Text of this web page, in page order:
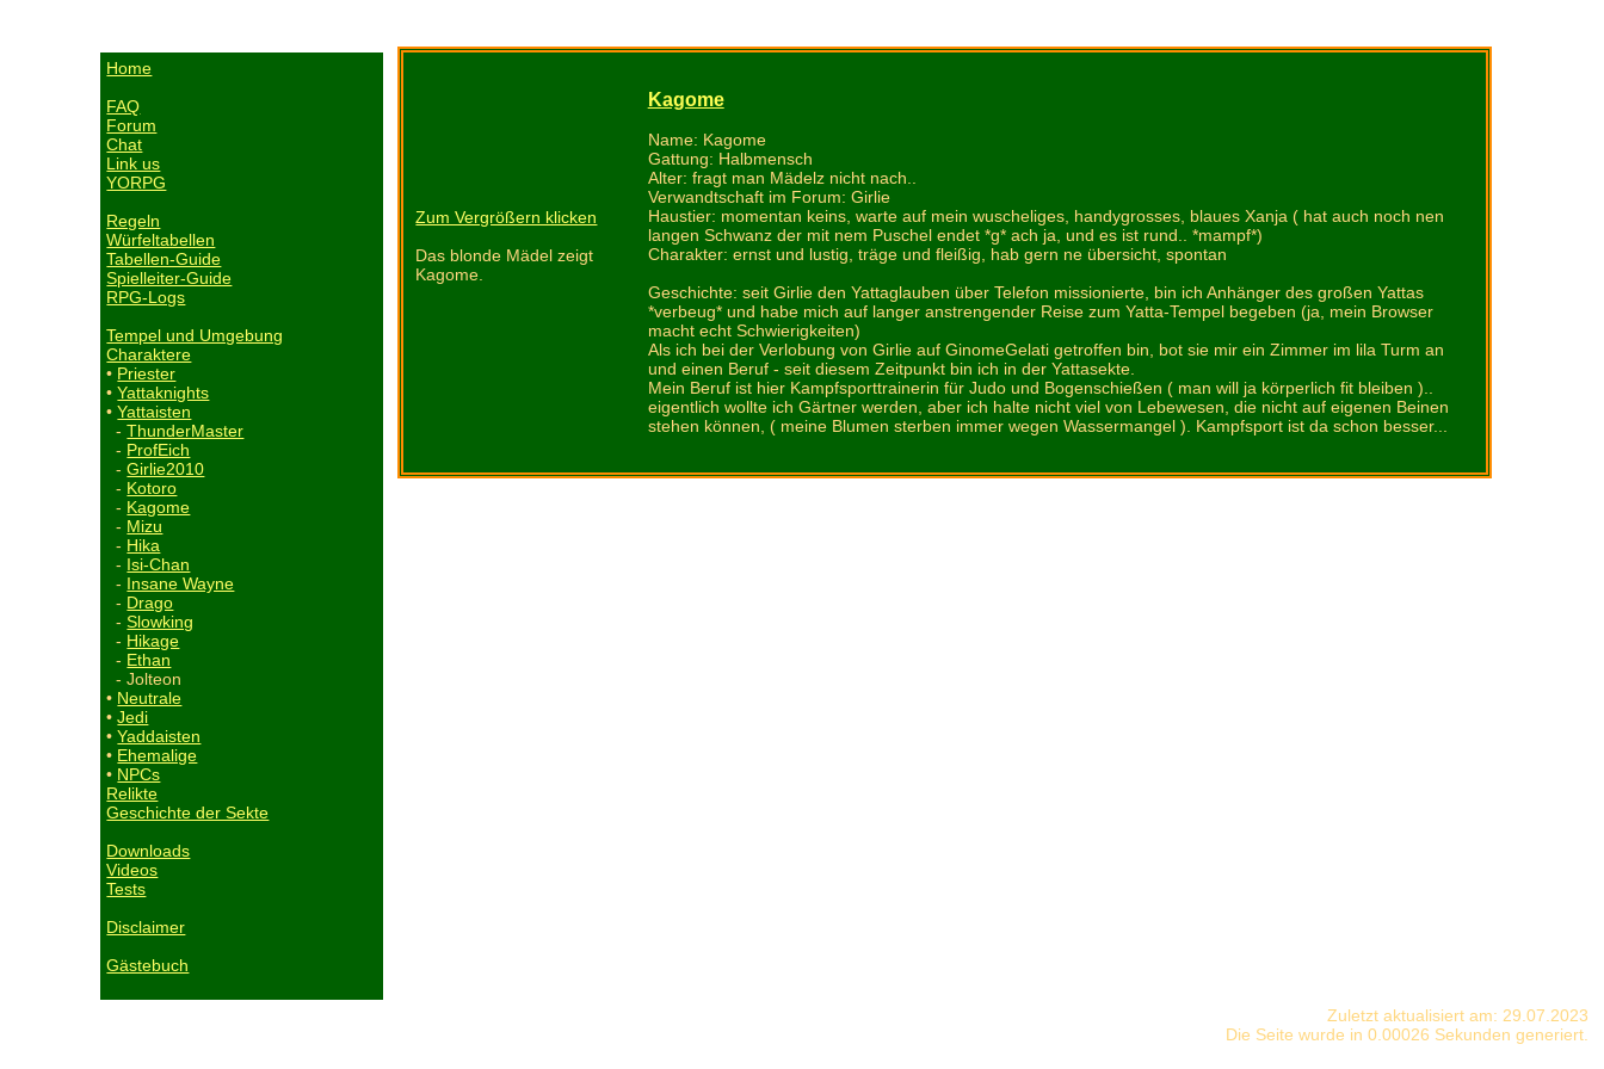
Home
FAQ
Forum
Chat
Link us
YORPG
Regeln
Würfeltabellen
Tabellen-Guide
Spielleiter-Guide
RPG-Logs
Tempel und Umgebung
Charaktere
• Priester
•Yattaknights
•Yattaisten
-ThunderMaster
- ProfEich
-Girlie2010
- Kotoro
- Kagome
- Mizu
- Hika
- Isi-Chan
- Insane Wayne
- Drago
-Slowking
- Hikage
- Ethan
- Jolteon
• Neutrale
•Jedi
•Yaddaisten
• Ehemalige
• NPCs
Relikte
Geschichte der Sekte
Downloads
Videos
Tests
Disclaimer
Gästebuch
Zum Vergrößern klicken
Das blonde Mädel zeigt
Kagome.
Kagome
Name: Kagome
Gattung: Halbmensch
Alter: fragt man Mädelz nicht nach..
Verwandtschaft im Forum: Girlie
Haustier: momentan keins, warte auf mein wuscheliges, handygrosses, blaues Xanja ( hat auch noch nen
langen Schwanz der mit nem Puschel endet *g* ach ja, und es ist rund.. *mampf*)
Charakter: ernst und lustig, träge und fleißig, hab gern ne übersicht, spontan
Geschichte: seit Girlie den Yattaglauben über Telefon missionierte, bin ich Anhänger des großen Yattas
*verbeug* und habe mich auf langer anstrengender Reise zum Yatta-Tempel begeben (ja, mein Browser
macht echt Schwierigkeiten)
Als ich bei der Verlobung von Girlie auf GinomeGelati getroffen bin, bot sie mir ein Zimmer im lila Turm an
und einen Beruf - seit diesem Zeitpunkt bin ich in der Yattasekte.
Mein Beruf ist hier Kampfsporttrainerin für Judo und Bogenschießen ( man will ja körperlich fit bleiben )..
eigentlich wollte ich Gärtner werden, aber ich halte nicht viel von Lebewesen, die nicht auf eigenen Beinen
stehen können, ( meine Blumen sterben immer wegen Wassermangel ). Kampfsport ist da schon besser...
Zuletzt aktualisiert am: 29.07.2023
Die Seite wurde in 0.00026 Sekunden generiert.